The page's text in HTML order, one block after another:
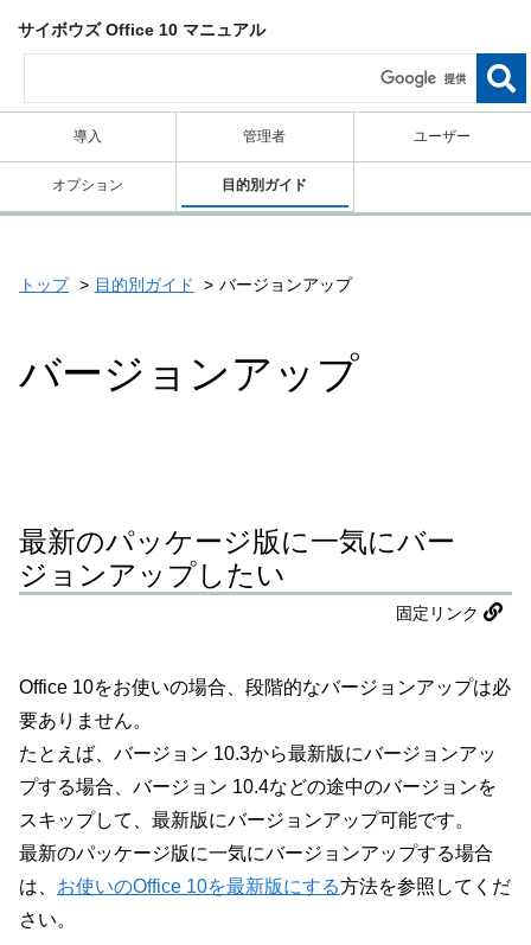
サイボウズ Office 10 マニュアル
導入 管理者 ユーザー
オプション 目的別ガイド
トップ 目的別ガイド バージョンアップ
バージョンアップ
最新のパッケージ版に一気にバー
ジョンアップしたい
固定リンク
Office 10をお使いの場合、段階的なバージョンアップは必
要ありません。
たとえば、バージョン 10.3から最新版にバージョンアッ
プする場合、バージョン 10.4などの途中のバージョンを
スキップして、最新版にバージョンアップ可能です。
最新のパッケージ版に一気にバージョンアップする場合
は、 お使いのOffice 10を最新版にする方法を参照してくだ
さい。